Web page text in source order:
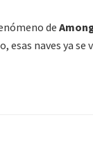
de
esas naves ya